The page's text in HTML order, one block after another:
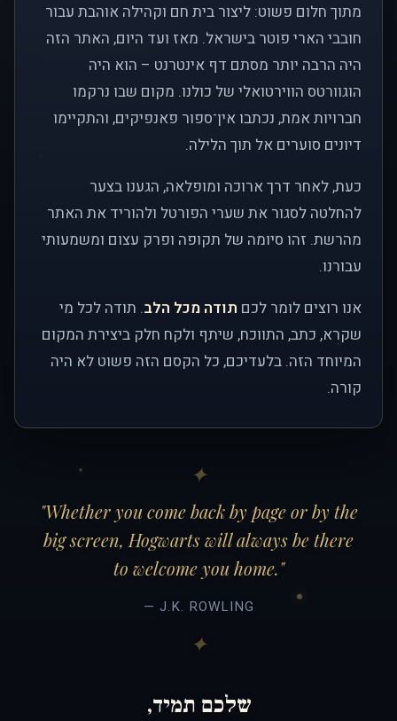
מתוך חלום פשוט: ליצור בית חם וקהילה אוהבת עבור
חובבי הארי פוטר בישראל. מאז ועד היום, האתר הזה
היה הרבה יותר מסתם דף אינטרנט – הוא היה
הוגוורטס הווירטואלי של כולנו. מקום שבו נרקמו
חברויות אמת, נכתבו אין־ספור פאנפיקים, והתקיימו
דיונים סוערים אל תוך הלילה.
כעת, לאחר דרך ארוכה ומופלאה, הגענו בצער
להחלטה לסגור את שערי הפורטל ולהוריד את האתר
מהרשת. זהו סיומה של תקופה ופרק עצום ומשמעותי
עבורנו.
אנו רוצים לומר לכם תודה מכל הלב. תודה לכל מי
שקרא, כתב, התווכח, שיתף ולקח חלק ביצירת המקום
המיוחד הזה. בלעדיכם, כל הקסם הזה פשוט לא היה
קורה.
"Whether you come back by page or by the
big screen, Hogwarts will always be there
to welcome you home."
— J.K. ROWLING
שלכם תמיד,